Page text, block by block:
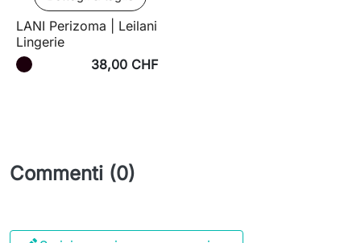
LANI Perizoma | Leilani
Lingerie
38,00 CHF
Commenti (0)